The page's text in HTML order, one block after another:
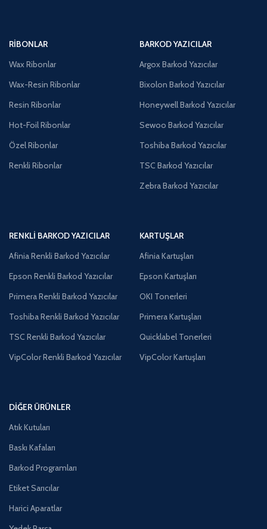
RIBONLAR
Wax Ribonlar
Wax-Resin Ribonlar
Resin Ribonlar
Hot-Foil Ribonlar
Özel Ribonlar
Renkli Ribonlar
BARKOD YAZICILAR
Argox Barkod Yazıcılar
Bixolon Barkod Yazıcılar
Honeywell Barkod Yazıcılar
Sewoo Barkod Yazıcılar
Toshiba Barkod Yazıcılar
TSC Barkod Yazıcılar
Zebra Barkod Yazıcılar
RENKLI BARKOD YAZICILAR
Afinia Renkli Barkod Yazıcılar
Epson Renkli Barkod Yazıcılar
Primera Renkli Barkod Yazıcılar
Toshiba Renkli Barkod Yazıcılar
TSC Renkli Barkod Yazıcılar
VipColor Renkli Barkod Yazıcılar
KARTUŞLAR
Afinia Kartuşları
Epson Kartuşları
OKI Tonerleri
Primera Kartuşları
Quicklabel Tonerleri
VipColor Kartuşları
DIĞER ÜRÜNLER
Atık Kutuları
Baskı Kafaları
Barkod Programları
Etiket Sarıcılar
Harici Aparatlar